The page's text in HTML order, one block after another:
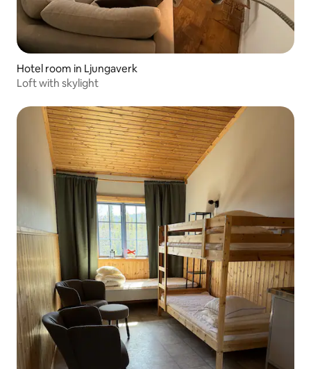
Hotel room in Ljungaverk
Loft with skylight